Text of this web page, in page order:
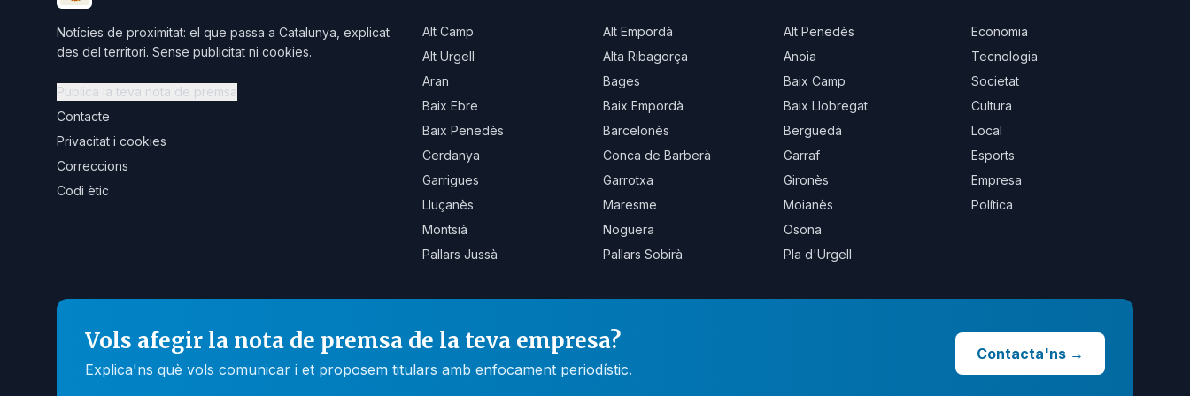
Notícies de proximitat: el que passa a Catalunya, explicat
des del territori. Sense publicitat ni cookies.
Publica la teva nota de premsa
Contacte
Privacitat i cookies
Correccions
Codi ètic
Alt Camp Alt Empordà
Alt Penedès
Alt Urgell
Alta Ribagorça
Anoia
Aran
Bages
Baix Camp
Baix Ebre
Baix Empordà
Baix Llobregat
Baix Penedès
Barcelonès
Berguedà
Cerdanya
Conca de Barberà
Garraf
Garrigues
Garrotxa
Gironès
Lluçanès
Maresme
Moianès
Montsià
Noguera
Osona
Pallars Jussà
Pallars Sobirà Pla d'Urgell
Economia
Tecnologia
Societat
Cultura
Local
Esports
Empresa
Política
Vols afegir la nota de premsa de la teva empresa?
Explica'ns què vols comunicar i et proposem titulars amb enfocament periodístic.
Contacta'ns →